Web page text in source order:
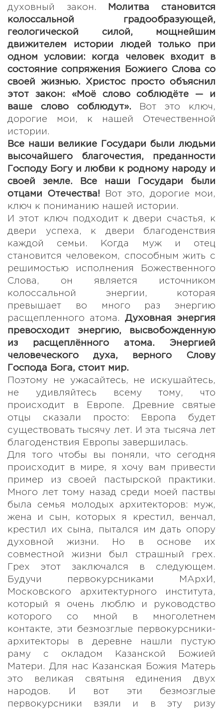
духовный закон.
Молитва становится
колоссальной градообразующей,
геологической силой, мощнейшим
движителем истории людей только при
одном условии: когда человек входит в
состояние сопряжения Божиего Слова со
своей жизнью. Христос просто объяснил
этот закон: «Моё слово соблюдёте — и
ваше слово соблюдут».
Вот это ключ,
дорогие мои, к нашей Отечественной
истории.
Все наши великие Государи были людьми
высочайшего благочестия, преданности
Господу Богу и любви к родному народу и
своей земле. Все наши Государи были
отцами Отечества!
Вот это, дорогие мои,
ключ к пониманию нашей истории.
И этот ключ подходит к двери счастья, к
двери успеха, к двери благоденствия
каждой семьи. Когда муж и отец
становится человеком, способным жить с
решимостью исполнения Божественного
Слова, он является источником
колоссальной энергии, которая
превышает во много раз энергию
расщепленного атома. Духовная энергия
превосходит энергию, высвобожденную
из расщеплённого атома. Энергией
человеческого духа, верного Слову
Господа Бога, стоит мир.
Поэтому не ужасайтесь, не искушайтесь,
не удивляйтесь всему тому, что
происходит в Европе. Древние святые
отцы сказали просто: Европа будет
существовать тысячу лет. И эта тысяча лет
благоденствия Европы завершилась.
Для того чтобы вы поняли, что сегодня
происходит в мире, я хочу вам привести
пример из своей пастырской практики.
Много лет тому назад среди моей паствы
была семья молодых архитекторов: муж,
жена и сын, которых я крестил, венчал,
крестил их сына, пытался им дать опору
духовной жизни. Но в основе их
совместной жизни был страшный грех.
Грех этот заключался в следующем.
Будучи первокурсниками МАрхИ,
Московского архитектурного института,
который я очень люблю и руководство
которого со мной в многолетнем
контакте, эти безмозглые первокурсники-
архитекторы в деревне нашли пустую
раму с окладом Казанской Божией
Матери. Для нас Казанская Божия Матерь
это великая святыня единения двух
народов. И вот эти безмозглые
первокурсники взяли и в эту ризу